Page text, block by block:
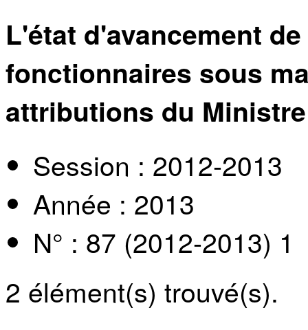
L'état d'avancement
fonctionnaires sous
attributions du Ministre
Session : 2012-2013
Année : 2013
N° : 87 (2012-2013) 1
2 élément(s) trouvé(s).